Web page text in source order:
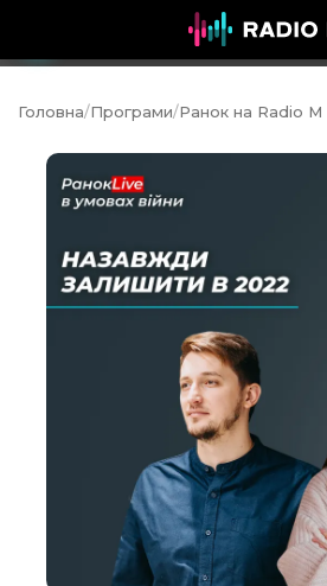
Сторінками
Головна/Програми/Ранок на Radio M